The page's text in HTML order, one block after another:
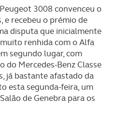
3008 convenceu o
e recebeu o prémio de
disputa que inicialmente
renhida com o Alfa
segundo lugar, com
do Mercedes-Benz Classe
já bastante afastado da
esta segunda-feira, um
de Genebra para os